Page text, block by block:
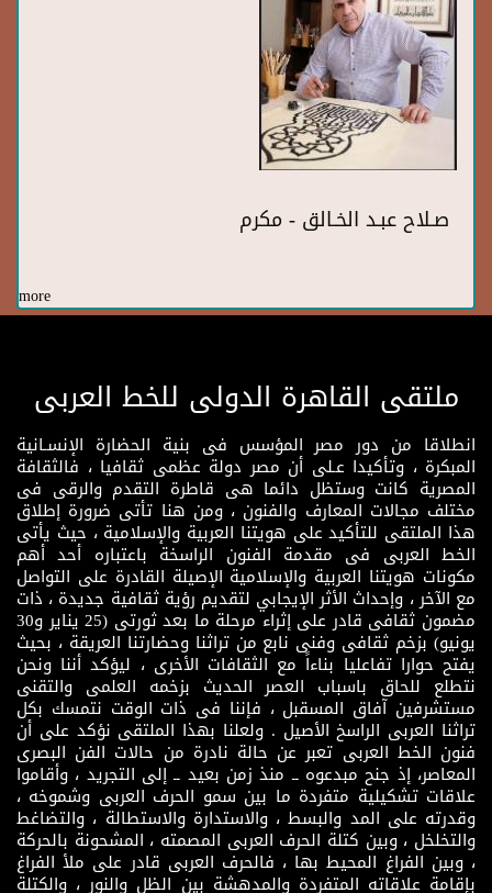
صـلاح عبـد الخـالق - مكرم
more
ملتقى القاهرة الدولى للخط العربى
انطلاقا من دور مصر المؤسس فى بنية الحضارة الإنسـانية
المبكرة ، وتأكيدا عـلى أن مصر دولة عظمى ثقافيا ، فالثقافة
المصرية كانت وستظل دائما هى قاطرة التقدم والرقى فى
مختلف مجالات المعارف والفنون ، ومن هنا تأتى ضرورة إطلاق
هذا الملتقى للتأكيد على هويتنا العربية والإسلامية ، حيث يأتى
الخط العربى فى مقدمة الفنون الراسخة باعتباره أحد أهم
مكونات هويتنا العربية والإسلامية الإصيلة القادرة على التواصل
مع الآخر ، وإحداث الأثر الإيجابي لتقديم رؤية ثقافية جديدة ، ذات
مضمون ثقافى قادر على إثراء مرحلة ما بعد ثورتى (25 يناير و30
يونيو) بزخم ثقافى وفنى نابع من تراثنا وحضارتنا العريقة ، بحيث
يفتح حوارا تفاعليا بناءاً مع الثقافات الأخرى ، ليؤكد أننا ونحن
نتطلع للحاق باسباب العصر الحديث بزخمه العلمى والتقنى
مستشرفين آفاق المسقبل ، فإننا فى ذات الوقت نتمسك بكل
تراثنا العربى الراسخ الأصيل . ولعلنا بهذا الملتقى نؤكد على أن
فنون الخط العربى تعبر عن حالة نادرة من حالات الفن البصرى
المعاصر، إذ جنح مبدعوه ــ منذ زمن بعيد ــ إلى التجريد ، وأقاموا
علاقات تشكيلية متفردة ما بين سمو الحرف العربى وشموخه ،
وقدرته على المد والبسط ، والاستدارة والاستطالة ، والتضاغط
والتخلخل ، وبين كتلة الحرف العربى المصمته ، المشحونة بالحركة
، وبين الفراغ المحيط بها ، فالحرف العربى قادر على ملأ الفراغ
بإقامة علاقاته المتفردة والمدهشة بين الظل والنور ، والكتلة